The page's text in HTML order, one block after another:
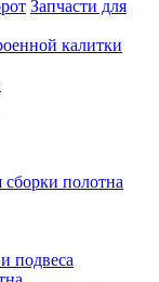
Запчасти для
калитки
полотна
подвеса